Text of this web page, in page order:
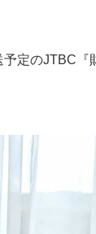
定のJTBC『